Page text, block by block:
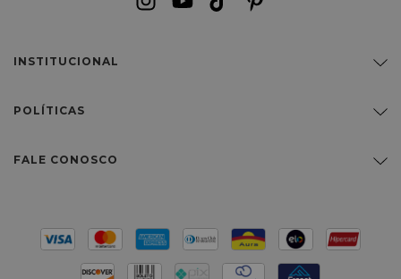
INSTITUCIONAL
POLÍTICAS
FALE CONOSCO